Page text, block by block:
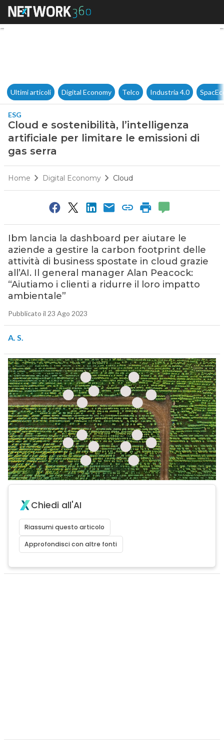
Cloud e sostenibilità,
Ultimi articoli Digital Economy Telco Industria 4.0
ESG
Cloud e sostenibilità, l’intelligenza
artificiale per limitare le emissioni di
gas serra
Home Digital Economy Cloud
Ibm lancia la dashboard per aiutare le
aziende a gestire la carbon footprint delle
attività di business spostate in cloud grazie
all’AI. Il general manager Alan Peacock:
“Aiutiamo i clienti a ridurre il loro impatto
ambientale”
Pubblicato il 23 Ago 2023
A. S.
Chiedi all'AI
Riassumi questo articolo
Approfondisci con altre fonti